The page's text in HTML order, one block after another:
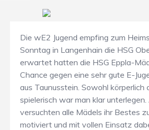
Die wE2 Jugend empfing zum
Sonntag in Langenhain die HSG
erwartet hatten die HSG Eppla-
Chance gegen eine sehr gute E-
aus Taunusstein. Sowohl körperlich
spielerisch war man klar unterlegen.
versuchten alle Mädels ihr Bestes
motiviert und mit vollen Einsatz